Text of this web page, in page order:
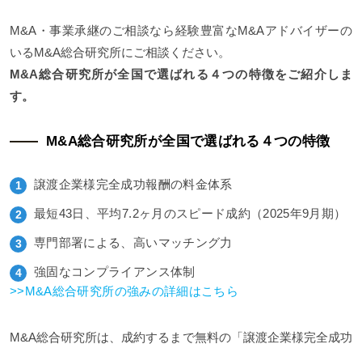
M&A・事業承継のご相談なら経験豊富なM&Aアドバイザーの
いるM&A総合研究所にご相談ください。
M&A総合研究所が全国で選ばれる４つの特徴をご紹介しま
す。
M&A総合研究所が全国で選ばれる４つの特徴
譲渡企業様完全成功報酬の料金体系
最短43日、平均7.2ヶ月のスピード成約（2025年9月期）
専門部署による、高いマッチング力
強固なコンプライアンス体制
>>M&A総合研究所の強みの詳細はこちら
M&A総合研究所は、成約するまで無料の「譲渡企業様完全成功